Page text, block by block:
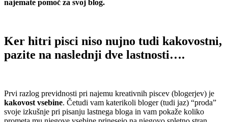
najemate pomoč za svoj blog.
Ker hitri pisci niso nujno tudi kakovostni,
pazite na naslednji dve lastnosti….
Prvi razlog previdnosti pri najemu kreativnih piscev (blogerjev) je
kakovost vsebine. Četudi vam katerikoli bloger (tudi jaz) “proda”
svoje izkušnje pri pisanju lastnega bloga in vam pokaže koliko